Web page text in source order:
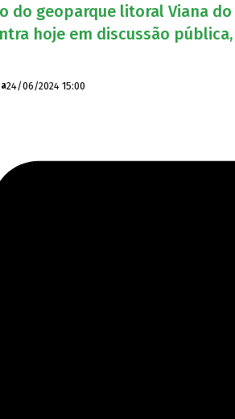
do geoparque litoral Viana
hoje em discussão
24/06/2024 15:00